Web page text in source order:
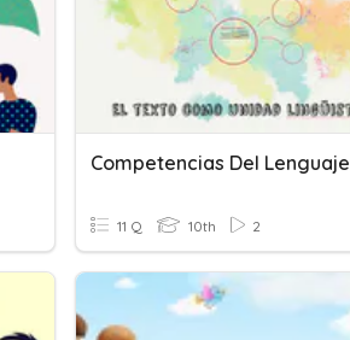
Competencias Del Lenguaje
11 Q 10th 2